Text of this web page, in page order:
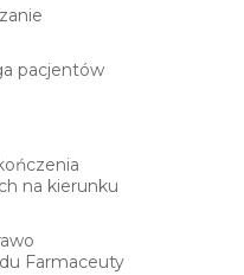
pacjentów
na kierunku
Farmaceuty